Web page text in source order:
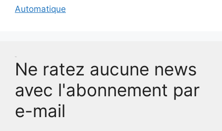
Automatique
Ne ratez aucune news
avec l'abonnement par
e-mail